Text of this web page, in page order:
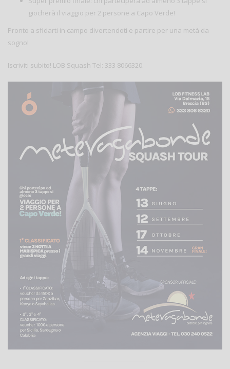
giocherà il viaggio per 2 persone a Capo Verde!
Pronto a sfidarti in campo divertendoti e partire per una metà da
sogno!
Iscriviti subito! LOB Squash Tel: 333 8066320.